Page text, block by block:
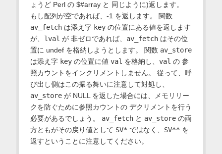
ょうど Perl の $#array と 同じように)返します。
もし配列が空であれば、-1 を返します。 関数
av_fetchは添え字 keyの位置にある値を返します
が、 lval が 非ゼロであれば、 av_fetchはその位
置に undef を格納しようとします。 関数 av_store
は添え字 keyの位置に値 val を格納し、 val の 参
照カウントをインクリメントしません。 従って、呼
び出し側はこの振る舞いに注意して対処し、
av_storeが NULL を返した場合には、メモリリー
クを防ぐために参照カウントの デクリメントを行う
必要があるでしょう。 av_fetchと av_storeの両
方ともがその戻り値として SV* ではなく、 SV** を
返すということに注意してください。